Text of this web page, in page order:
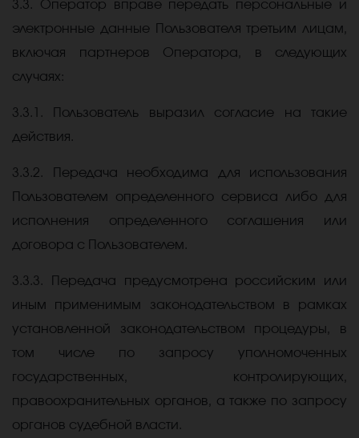
3.3. Оператор вправе передать персональные и
электронные данные Пользователя третьим лицам,
включая партнеров Оператора, в следующих
случаях:
3.3.1. Пользователь выразил согласие на такие
действия.
3.3.2. Передача необходима для использования
Пользователем определенного сервиса либо для
исполнения определенного соглашения или
договора с Пользователем.
3.3.3. Передача предусмотрена российским или
иным применимым законодательством в рамках
установленной законодательством процедуры, в
том числе по запросу уполномоченных
государственных, контролирующих,
правоохранительных органов, а также по запросу
органов судебной власти.